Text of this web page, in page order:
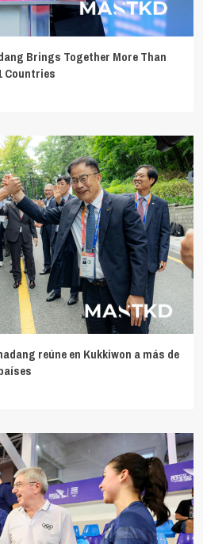
Brings Together More Than
Countries
reúne en Kukkiwon a más de